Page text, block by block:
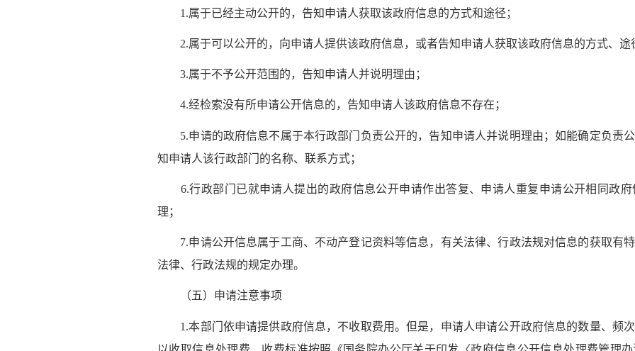
1.属于已经主动公开的，告知申请人获取该政府信息的方式和途径；
2.属于可以公开的，向申请人提供该政府信息，或者告知申请人获取该政府信息的方式、途
3.属于不予公开范围的，告知申请人并说明理由；
4.经检索没有所申请公开信息的，告知申请人该政府信息不存在；
5.申请的政府信息不属于本行政部门负责公开的，告知申请人并说明理由；如能确定负责
知申请人该行政部门的名称、联系方式；
6.行政部门已就申请人提出的政府信息公开申请作出答复、申请人重复申请公开相同政府
理；
7.申请公开信息属于工商、不动产登记资料等信息，有关法律、行政法规对信息的获取有
法律、行政法规的规定办理。
（五）申请注意事项
1.本部门依申请提供政府信息，不收取费用。但是，申请人申请公开政府信息的数量、频